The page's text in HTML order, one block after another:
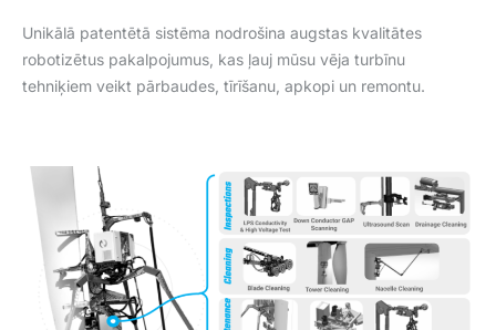
Unikālā patentētā sistēma nodrošina augstas kvalitātes
robotizētus pakalpojumus, kas ļauj mūsu vēja turbīnu
tehniķiem veikt pārbaudes, tīrīšanu, apkopi un remontu.